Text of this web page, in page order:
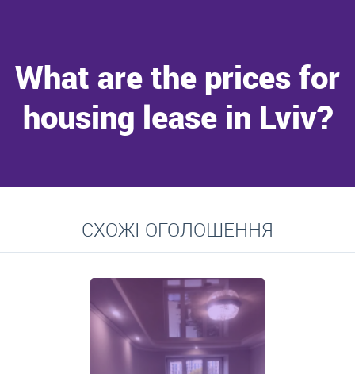
What are the prices for
housing lease in Lviv?
Average prices for long-term lease of apartments, private
residences, rooms
СХОЖІ ОГОЛОШЕННЯ